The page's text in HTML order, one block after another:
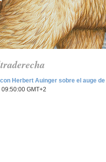
Herbert Auinger sobre el auge
GMT+2